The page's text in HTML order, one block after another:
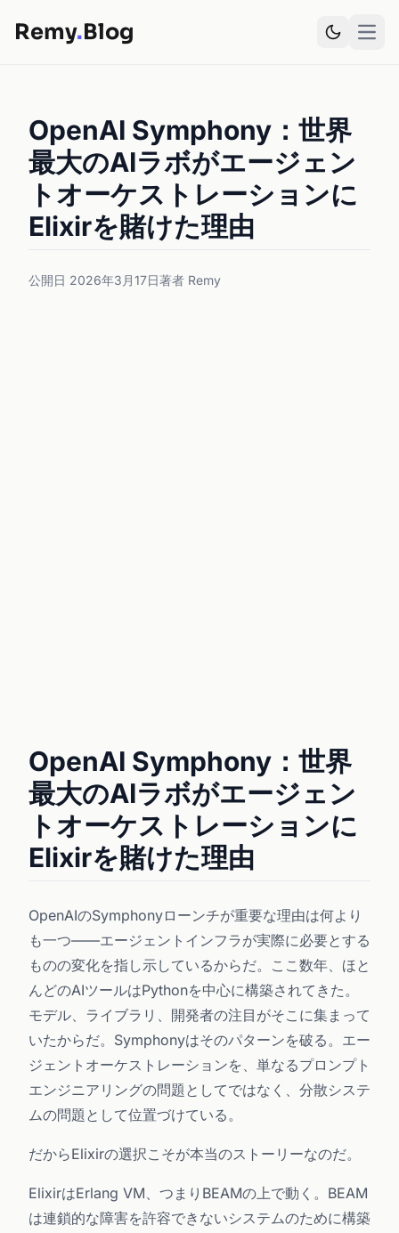
Remy.Blog
OpenAI Symphony：世界
最大のAIラボがエージェン
トオーケストレーションに
Elixirを賭けた理由
公開日 2026年3月17日著者 Remy
OpenAI Symphony：世界
最大のAIラボがエージェン
トオーケストレーションに
Elixirを賭けた理由
OpenAIのSymphonyローンチが重要な理由は何より
も一つ——エージェントインフラが実際に必要とする
ものの変化を指し示しているからだ。ここ数年、ほと
んどのAIツールはPythonを中心に構築されてきた。
モデル、ライブラリ、開発者の注目がそこに集まって
いたからだ。Symphonyはそのパターンを破る。エー
ジェントオーケストレーションを、単なるプロンプト
エンジニアリングの問題としてではなく、分散システ
ムの問題として位置づけている。
だからElixirの選択こそが本当のストーリーなのだ。
ElixirはErlang VM、つまりBEAMの上で動く。BEAM
は連鎖的な障害を許容できないシステムのために構築